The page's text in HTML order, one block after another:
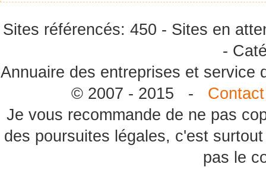
Sites référencés: 450 - Sites en
-
Annuaire des entreprises et
© 2007 - 2015 - Contact
Je vous recommande de ne pas
des poursuites légales, c'est
pas le